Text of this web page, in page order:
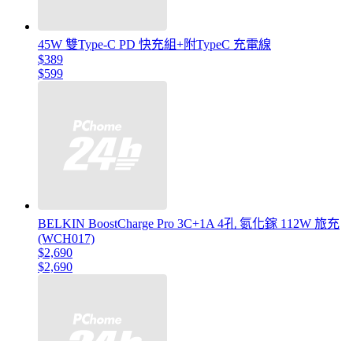
45W 雙Type-C PD 快充組+附TypeC 充電線
$389
$599
BELKIN BoostCharge Pro 3C+1A 4孔 氮化鎵 112W 旅充
(WCH017)
$2,690
$2,690